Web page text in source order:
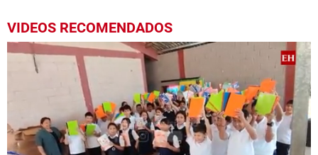
VIDEOS RECOMENDADOS